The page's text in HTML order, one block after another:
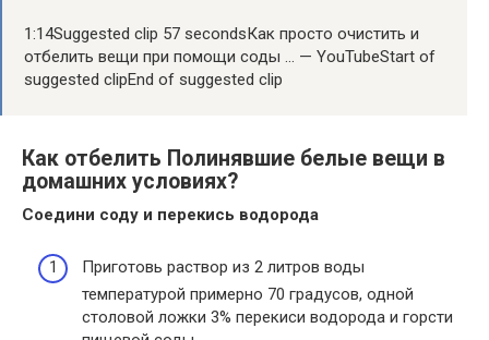
1:14Suggested clip 57 secondsКак просто очистить и
отбелить вещи при помощи соды … — YouTubeStart of
suggested clipEnd of suggested clip
Как отбелить Полинявшие белые вещи в
домашних условиях?
Соедини соду и перекись водорода
Приготовь раствор из 2 литров воды
температурой примерно 70 градусов, одной
столовой ложки 3% перекиси водорода и горсти